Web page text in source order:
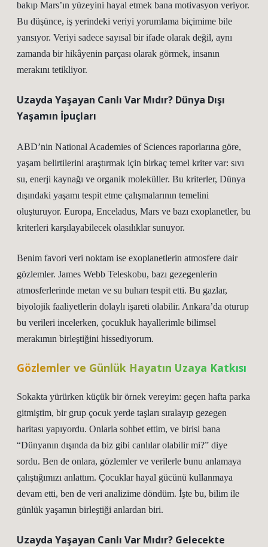
bakıp Mars’ın yüzeyini hayal etmek bana motivasyon veriyor.
Bu düşünce, iş yerindeki veriyi yorumlama biçimime bile
yansıyor. Veriyi sadece sayısal bir ifade olarak değil, aynı
zamanda bir hikâyenin parçası olarak görmek, insanın
merakını tetikliyor.
Uzayda Yaşayan Canlı Var Mıdır? Dünya Dışı
Yaşamın İpuçları
ABD’nin National Academies of Sciences raporlarına göre,
yaşam belirtilerini araştırmak için birkaç temel kriter var: sıvı
su, enerji kaynağı ve organik moleküller. Bu kriterler, Dünya
dışındaki yaşamı tespit etme çalışmalarının temelini
oluşturuyor. Europa, Enceladus, Mars ve bazı exoplanetler, bu
kriterleri karşılayabilecek olasılıklar sunuyor.
Benim favori veri noktam ise exoplanetlerin atmosfere dair
gözlemler. James Webb Teleskobu, bazı gezegenlerin
atmosferlerinde metan ve su buharı tespit etti. Bu gazlar,
biyolojik faaliyetlerin dolaylı işareti olabilir. Ankara’da oturup
bu verileri incelerken, çocukluk hayallerimle bilimsel
merakımın birleştiğini hissediyorum.
Gözlemler ve Günlük Hayatın Uzaya Katkısı
Sokakta yürürken küçük bir örnek vereyim: geçen hafta parka
gitmiştim, bir grup çocuk yerde taşları sıralayıp gezegen
haritası yapıyordu. Onlarla sohbet ettim, ve birisi bana
“Dünyanın dışında da biz gibi canlılar olabilir mi?” diye
sordu. Ben de onlara, gözlemler ve verilerle bunu anlamaya
çalıştığımızı anlattım. Çocuklar hayal gücünü kullanmaya
devam etti, ben de veri analizime döndüm. İşte bu, bilim ile
günlük yaşamın birleştiği anlardan biri.
Uzayda Yaşayan Canlı Var Mıdır? Gelecekte